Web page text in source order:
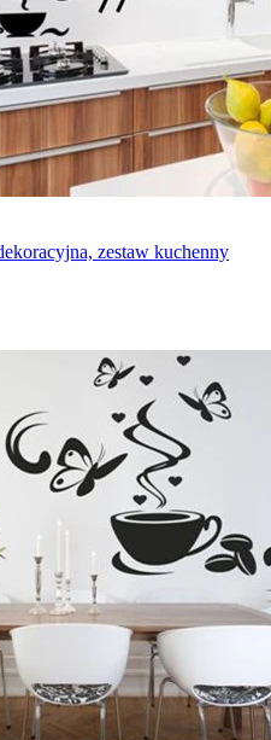
zestaw kuchenny